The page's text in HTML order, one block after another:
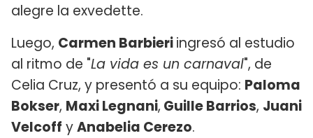
alegre la exvedette.
Luego, Carmen Barbieriingresó al estudio
al ritmo de "La vida es un carnaval", de
Celia Cruz, y presentó a su equipo: Paloma
Bokser, Maxi Legnani, Guille Barrios, Juani
Velcoff yAnabelia Cerezo.